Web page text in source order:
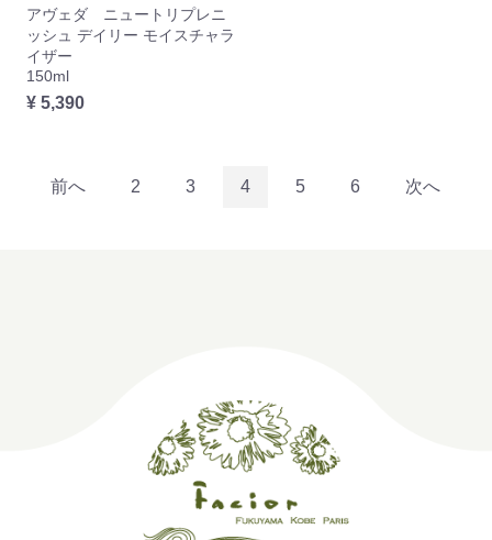
アヴェダ ニュートリプレニ
ッシュ デイリー モイスチャラ
イザー
150ml
¥ 5,390
前へ 2 3 4 5 6 次へ